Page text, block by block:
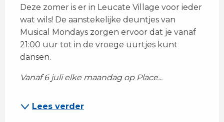
Deze zomer is er in Leucate Village voor ieder
wat wils! De aanstekelijke deuntjes van
Musical Mondays zorgen ervoor dat je vanaf
21:00 uur tot in de vroege uurtjes kunt
dansen.
Vanaf 6 juli elke maandag op Place...
Lees verder